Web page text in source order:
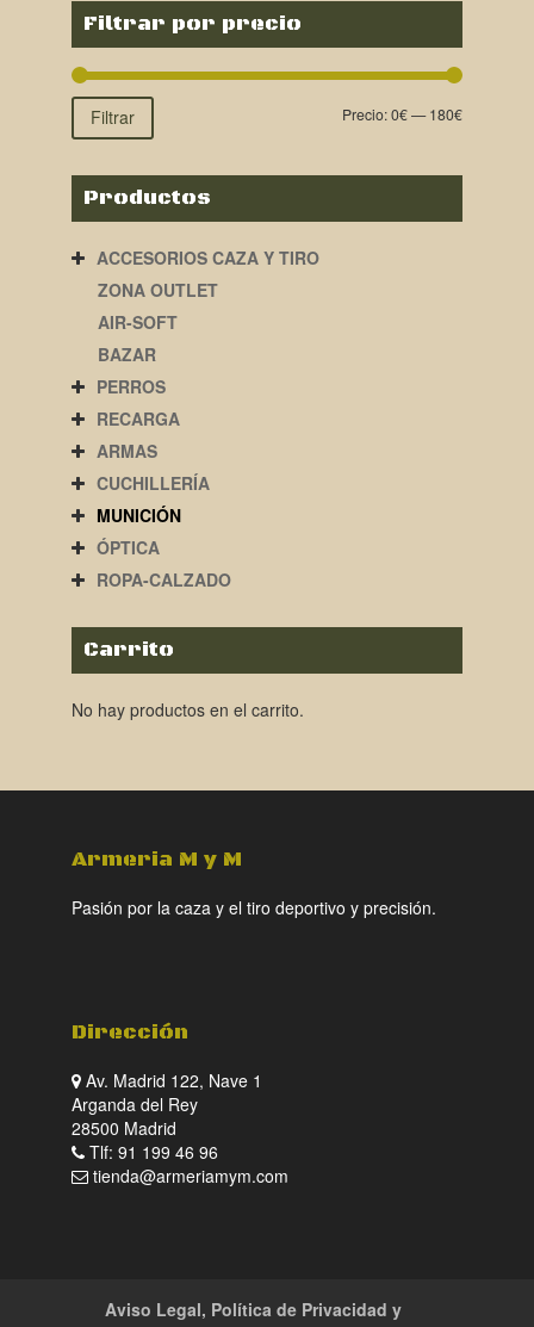
Filtrar por precio
Filtrar Precio:0€—180€
Productos
ACCESORIOS CAZA Y TIRO
ZONA OUTLET
AIR-SOFT
BAZAR
PERROS
RECARGA
ARMAS
CUCHILLERÍA
MUNICIÓN
ÓPTICA
ROPA-CALZADO
Carrito
No hay productos en el carrito.
Armeria M y M
Pasión por la caza y el tiro deportivo y precisión.
Dirección
Av. Madrid 122, Nave 1
Arganda del Rey
28500 Madrid
Tlf: 91 199 46 96
tienda@armeriamym.com
Aviso Legal, Política de Privacidad y